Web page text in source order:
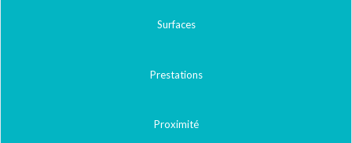
Surfaces
Prestations
Proximité